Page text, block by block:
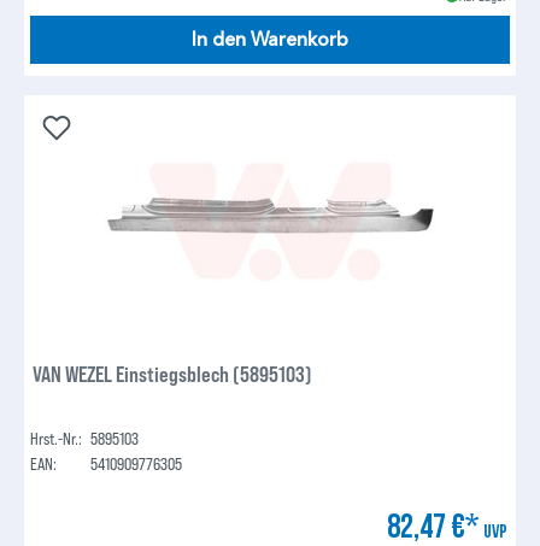
In den Warenkorb
VAN WEZEL Einstiegsblech (5895103)
Hrst.-Nr.: 5895103
EAN:
5410909776305
82,47 €* UVP